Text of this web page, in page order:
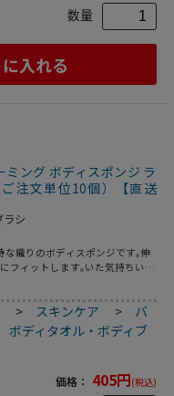
数量
入れる
ング ボディスポンジ ラ
注文単位10個）【直送
ラシ
な織りのボディスポンジです｡伸
フィットします｡いた気持ちいい
シャリ感があります｡豊かな泡立
｡フックに掛けて保管するのに便
> スキンケア > バ
ボディタオル・ボディブ
価格： 405円(税込)